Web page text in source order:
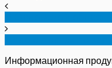
Информационная